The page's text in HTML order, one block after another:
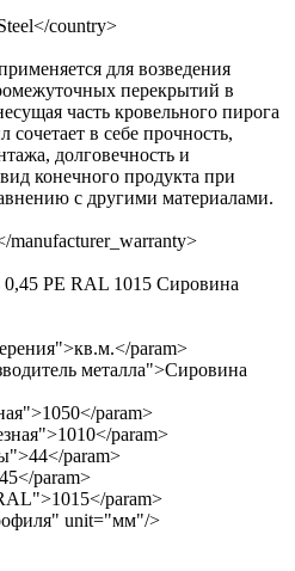
country>
для возведения
перекрытий в
часть кровельного пирога
в себе прочность,
долговечность и
конечного продукта при
с другими материалами.
manufacturer_warranty>
PE RAL 1015 Сировина
param>
металла">Сировина
param>
param>
param>
param>
param>
unit="мм"/>